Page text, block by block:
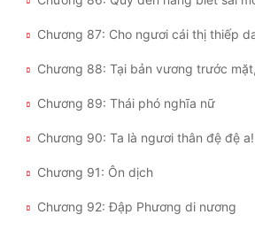
Chương 87: Cho ngươi cái thị thiếp
Chương 89: Thái phó nghĩa nữ
Chương 90: Ta là ngươi thân đệ đệ a!
Chương 91: Ôn dịch
Chương 92: Đập Phương di nương